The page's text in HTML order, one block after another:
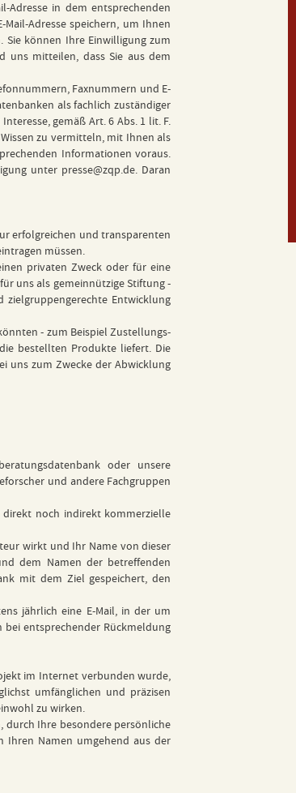
Adresse in dem entsprechenden
Adresse speichern, um Ihnen
Sie können Ihre Einwilligung zum
uns mitteilen, dass Sie aus dem
Faxnummern und E-
als fachlich zuständiger
gemäß Art. 6 Abs. 1 lit. F.
zu vermitteln, mit Ihnen als
Informationen voraus.
unter presse@zqp.de. Daran
erfolgreichen und transparenten
müssen.
privaten Zweck oder für eine
uns als gemeinnützige Stiftung -
Entwicklung
- zum Beispiel Zustellungs-
bestellten Produkte liefert. Die
uns zum Zwecke der Abwicklung
oder unsere
und andere Fachgruppen
direkt noch indirekt kommerzielle
wirkt und Ihr Name von dieser
dem Namen der betreffenden
mit dem Ziel gespeichert, den
jährlich eine E-Mail, in der um
entsprechender Rückmeldung
im Internet verbunden wurde,
umfänglichen und präzisen
zu wirken.
durch Ihre besondere persönliche
Ihren Namen umgehend aus der